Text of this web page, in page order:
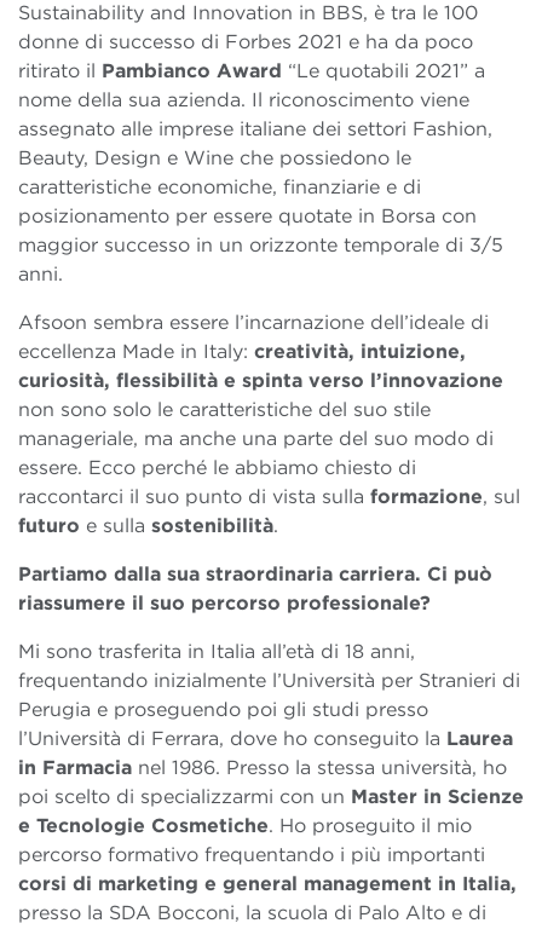
Sustainability and Innovation in BBS, è tra le 100
donne di successo di Forbes 2021 e ha da poco
ritirato il Pambianco Award “Le quotabili 2021” a
nome della sua azienda. Il riconoscimento viene
assegnato alle imprese italiane dei settori Fashion,
Beauty, Design e Wine che possiedono le
caratteristiche economiche, finanziarie e di
posizionamento per essere quotate in Borsa con
maggior successo in un orizzonte temporale di 3/5
anni.
Afsoon sembra essere l’incarnazione dell’ideale di
eccellenza Made in Italy: creatività, intuizione,
curiosità, flessibilità e spinta verso l’innovazione
non sono solo le caratteristiche del suo stile
manageriale, ma anche una parte del suo modo di
essere. Ecco perché le abbiamo chiesto di
raccontarci il suo punto di vista sulla formazione, sul
futuro e sulla sostenibilità.
Partiamo dalla sua straordinaria carriera. Ci può
riassumere il suo percorso professionale?
Mi sono trasferita in Italia all’età di 18 anni,
frequentando inizialmente l’Università per Stranieri di
Perugia e proseguendo poi gli studi presso
l’Università di Ferrara, dove ho conseguito la Laurea
in Farmacia nel 1986. Presso la stessa università, ho
poi scelto di specializzarmi con un Master in Scienze
e Tecnologie Cosmetiche. Ho proseguito il mio
percorso formativo frequentando i più importanti
corsi di marketing e general management in Italia,
presso la SDA Bocconi, la scuola di Palo Alto e di